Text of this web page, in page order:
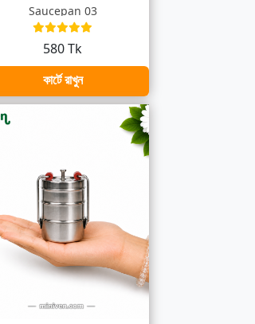
Saucepan 03
580 Tk
কার্টে রাখুন